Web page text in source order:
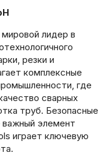
мировой лидер в
резки и
комплексные
где
сварных
труб. Безопасные
элемент
играет ключевую